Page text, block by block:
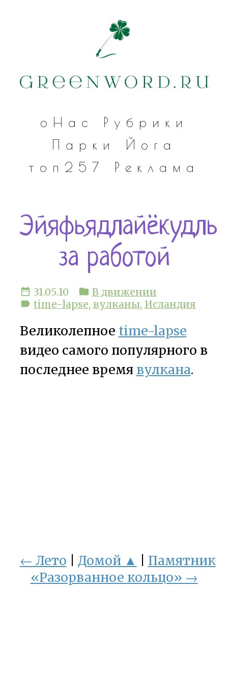
оНас
Рубрики
Парки
Йога
топ257
Реклама
Эйяфьядлайёкудль
за работой
date_range 31.05.10 folder В движении
label time-lapse, вулканы, Исландия
Великолепное time-lapse
видео самого популярного в
последнее время вулкана.
← Лето Домой ▲
Памятник
«Разорванное кольцо» →